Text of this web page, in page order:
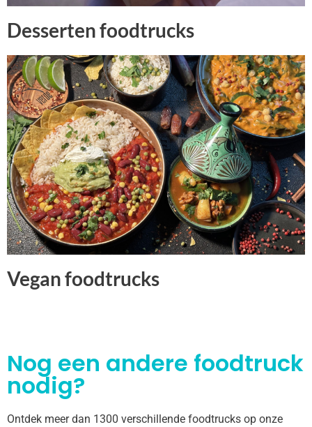
Desserten foodtrucks
Vegan foodtrucks
Nog een andere foodtruck
nodig?
Ontdek meer dan 1300 verschillende foodtrucks op onze